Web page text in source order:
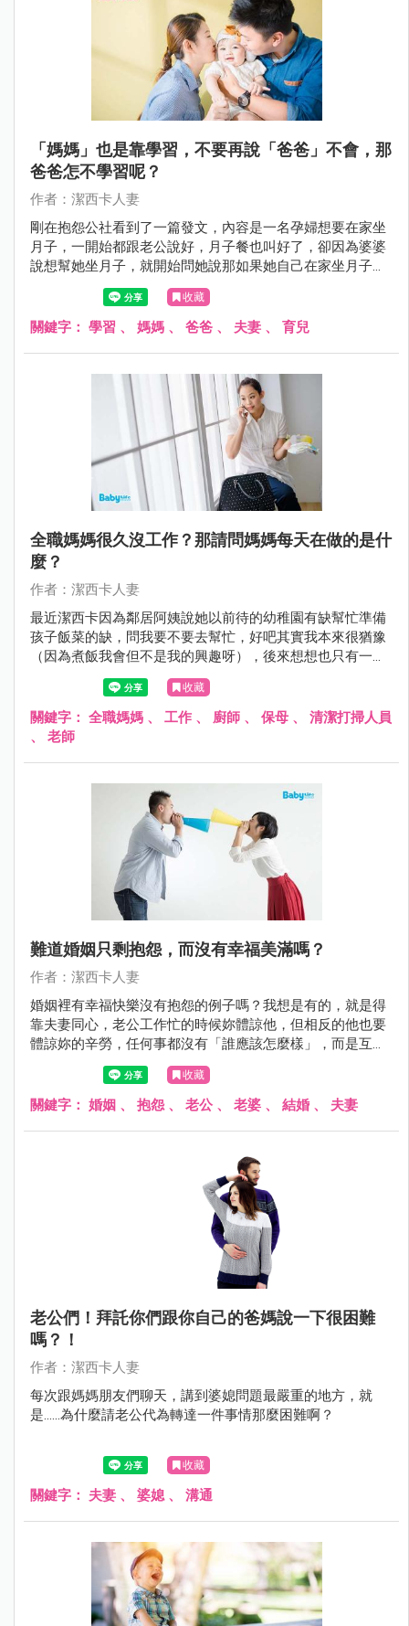
「媽媽」也是靠學習，不要再說「爸爸」不會，那
爸爸怎不學習呢？
作者：潔西卡人妻
剛在抱怨公社看到了一篇發文，內容是一名孕婦想要在家坐
月子，一開始都跟老公說好，月子餐也叫好了，卻因為婆婆
說想幫她坐月子，就開始問她說那如果她自己在家坐月子，
誰幫小孩洗澡？版主回答婆婆老公啊！沒想到婆婆既然回她
「老公哪會啊！」，這時先生在一旁也不出聲，回家後兩人
也為此爭執，甚至還質疑老婆是不相信他的媽媽會照顧好她
收藏
關鍵字： 學習 、 媽媽 、 爸爸 、 夫妻 、 育兒
全職媽媽很久沒工作？那請問媽媽每天在做的是什
麼？
作者：潔西卡人妻
最近潔西卡因為鄰居阿姨說她以前待的幼稚園有缺幫忙準備
孩子飯菜的缺，問我要不要去幫忙，好吧其實我本來很猶豫
（因為煮飯我會但不是我的興趣呀），後來想想也只有一早
上不影響我寫作興趣，而且孩子也能帶去就答應了！
收藏
關鍵字： 全職媽媽 、 工作 、 廚師 、 保母 、 清潔打掃人員
、 老師
難道婚姻只剩抱怨，而沒有幸福美滿嗎？
作者：潔西卡人妻
婚姻裡有幸福快樂沒有抱怨的例子嗎？我想是有的，就是得
靠夫妻同心，老公工作忙的時候妳體諒他，但相反的他也要
體諒妳的辛勞，任何事都沒有「誰應該怎麼樣」，而是互相
尊重付出，公婆長輩對晚輩也是一樣，如果都能做到，怎麼
不會有幸福快樂的日子呢？收藏
關鍵字： 婚姻 、 抱怨、 老公 、 老婆 、 結婚 、 夫妻
老公們！拜託你們跟你自己的爸媽說一下很困難
嗎？！
作者：潔西卡人妻
每次跟媽媽朋友們聊天，講到婆媳問題最嚴重的地方，就
是......為什麼請老公代為轉達一件事情那麼困難啊？
收藏
關鍵字： 夫妻 、 婆媳 、 溝通